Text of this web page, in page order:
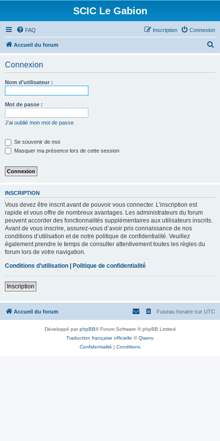
SCIC Le Gabion
FAQ Connexion
Inscription
Accueil du forum
Connexion
Nom d’utilisateur :
Mot de passe :
J’ai oublié mon mot de passe
Se souvenir de moi
Masquer ma présence lors de cette session
INSCRIPTION
Vous devez être inscrit avant de pouvoir vous connecter. L’inscription est
rapide et vous offre de nombreux avantages. Les administrateurs du forum
peuvent accorder des fonctionnalités supplémentaires aux utilisateurs inscrits.
Avant de vous inscrire, assurez-vous d’avoir pris connaissance de nos
conditions d’utilisation et de notre politique de confidentialité. Veuillez
également prendre le temps de consulter attentivement toutes les règles du
forum lors de votre navigation.
Conditions d’utilisation | Politique de confidentialité
Inscription
Accueil du forum Fuseau horaire sur UTC
Développé parphpBB® Forum Software © phpBB Limited
Traduction française officielle ©Qiaeru
Confidentialité | Conditions